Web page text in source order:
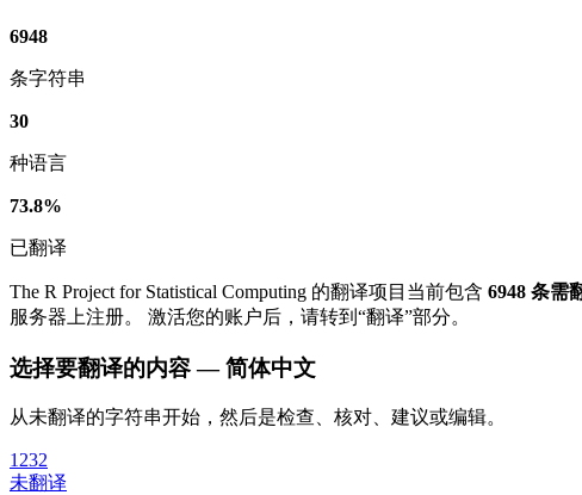
6948
条字符串
30
种语言
73.8%
已翻译
The R Project for Statistical Computing 的翻译项目当前包含 6948 条需
服务器上注册。 激活您的账户后，请转到“翻译”部分。
选择要翻译的内容 — 简体中文
从未翻译的字符串开始，然后是检查、核对、建议或编辑。
1232
未翻译